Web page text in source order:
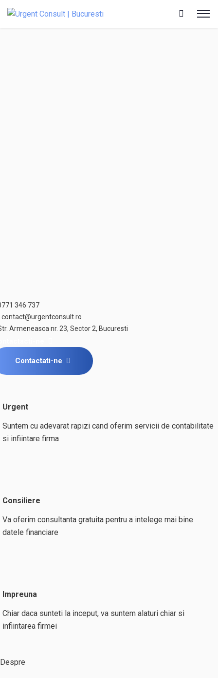
346 737
contact@urgentconsult.ro
Armeneasca nr. 23, Sector 2, Bucuresti
Contactati-ne
Urgent
Suntem cu adevarat rapizi cand oferim servicii de contabilitate
si infiintare firma
Consiliere
Va oferim consultanta gratuita pentru a intelege mai bine
datele financiare
Impreuna
Chiar daca sunteti la inceput, va suntem alaturi chiar si
infiintarea firmei
Despre